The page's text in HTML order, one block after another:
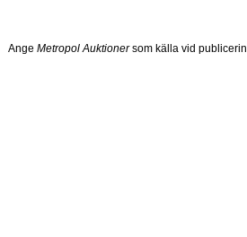
Ange Metropol Auktionersom källa vid